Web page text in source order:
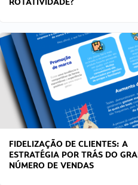
FIDELIZAÇÃO DE CLIENTES: A
ESTRATÉGIA POR TRÁS DO
NÚMERO DE VENDAS